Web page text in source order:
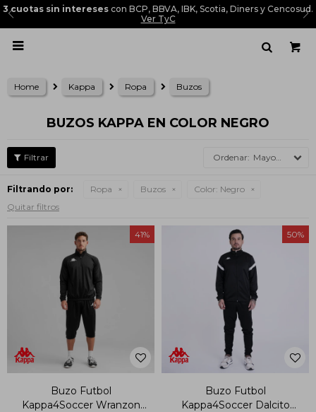
3 cuotas sin intereses con BCP, BBVA, IBK, Scotia, Diners y Cencosud.
Ver TyC

Home Kappa Ropa Buzos
BUZOS KAPPA EN COLOR NEGRO
Mayor precio
Filtrando por: Ropa Buzos Color: Negro
Quitar filtros
41
Buzo Futbol
Kappa4Soccer Wranzon
50
Buzo Futbol
Kappa4Soccer Dalcito